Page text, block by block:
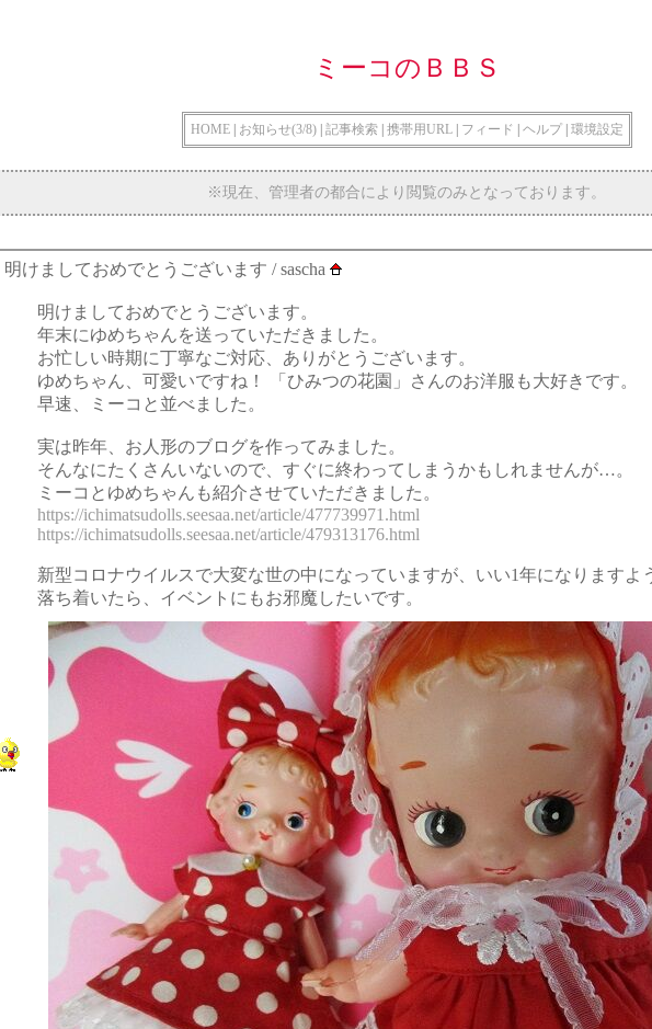
ミーコのＢＢＳ
HOME| お知らせ(3/8)| 記事検索| 携帯用URL| フィード ヘルプ| 環境設定
※現在、管理者の都合により閲覧のみとなっております。
明けましておめでとうございます / sascha
明けましておめでとうございます。
年末にゆめちゃんを送っていただきました。
お忙しい時期に丁寧なご対応、ありがとうございます。
ゆめちゃん、可愛いですね！ 「ひみつの花園」さんのお洋服も大好きです。
早速、ミーコと並べました。
実は昨年、お人形のブログを作ってみました。
そんなにたくさんいないので、すぐに終わってしまうかもしれませんが…。
ミーコとゆめちゃんも紹介させていただきました。
https://ichimatsudolls.seesaa.net/article/477739971.html
https://ichimatsudolls.seesaa.net/article/479313176.html
新型コロナウイルスで大変な世の中になっていますが、いい1年になりますよ
落ち着いたら、イベントにもお邪魔したいです。